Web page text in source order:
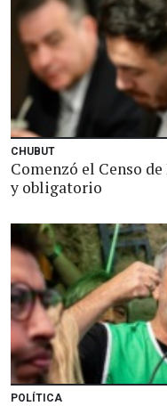
CHUBUT
Comenzó el Censo
y obligatorio
POLÍTICA